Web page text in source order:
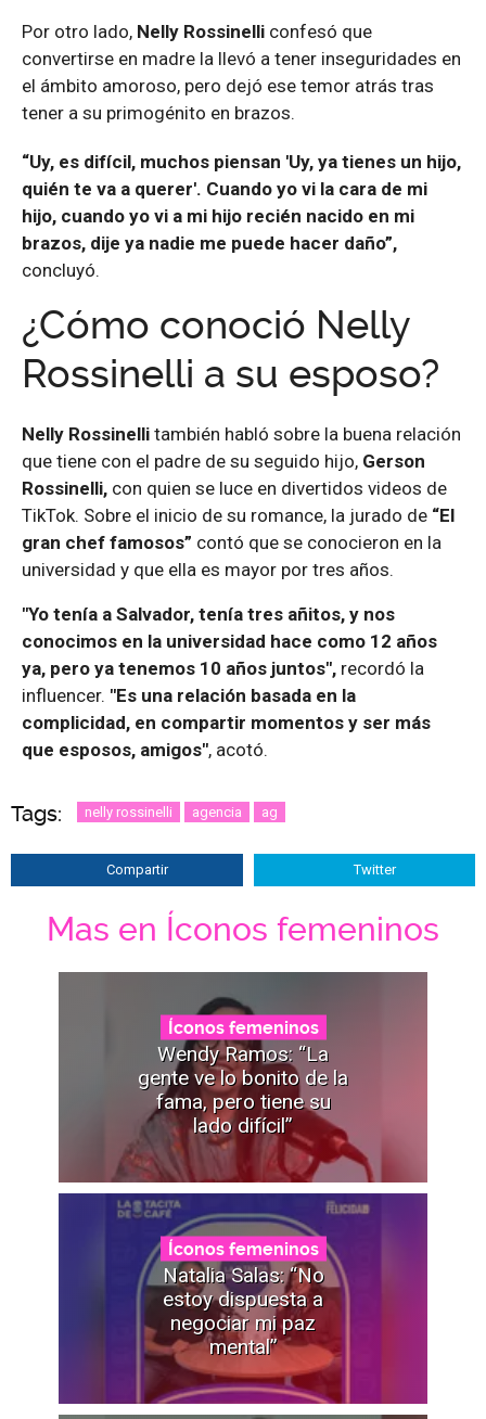
Por otro lado, Nelly Rossinelli confesó que
convertirse en madre la llevó a tener inseguridades en
el ámbito amoroso, pero dejó ese temor atrás tras
tener a su primogénito en brazos.
“Uy, es difícil, muchos piensan 'Uy, ya tienes un hijo,
quién te va a querer'. Cuando yo vi la cara de mi
hijo, cuando yo vi a mi hijo recién nacido en mi
brazos, dije ya nadie me puede hacer daño”,
concluyó.
¿Cómo conoció Nelly
Rossinelli a su esposo?
Nelly Rossinelli también habló sobre la buena relación
que tiene con el padre de su seguido hijo, Gerson
Rossinelli, con quien se luce en divertidos videos de
TikTok. Sobre el inicio de su romance, la jurado de “El
gran chef famosos” contó que se conocieron en la
universidad y que ella es mayor por tres años.
"Yo tenía a Salvador, tenía tres añitos, y nos
conocimos en la universidad hace como 12 años
ya, pero ya tenemos 10 años juntos", recordó la
influencer. "Es una relación basada en la
complicidad, en compartir momentos y ser más
que esposos, amigos", acotó.
Tags: nelly rossinelli agencia ag
Compartir Twitter
Mas en Íconos femeninos
Íconos femeninos
Wendy Ramos: “La
gente ve lo bonito de la
fama, pero tiene su
lado difícil”
Íconos femeninos
Natalia Salas: “No
estoy dispuesta a
negociar mi paz
mental”